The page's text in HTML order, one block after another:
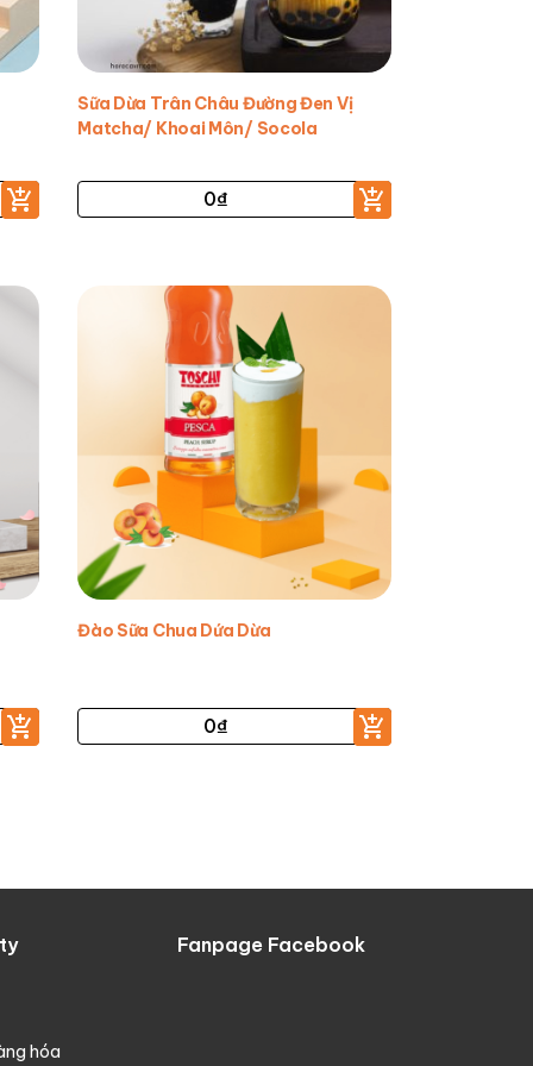
Sữa Dừa Trân Châu Đường Đen Vị
Matcha/ Khoai Môn/ Socola
0₫
Đào Sữa Chua Dứa Dừa
0₫
hóa
Fanpage Facebook